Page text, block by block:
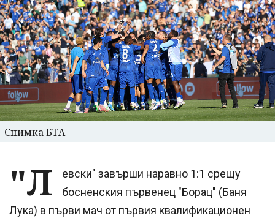
Снимка БТА
"Л
евски" завърши наравно 1:1 срещу
босненския първенец "Борац" (Баня
Лука) в първи мач от първия квалификационен